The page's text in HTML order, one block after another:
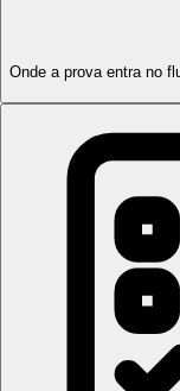
Onde a prova entra no